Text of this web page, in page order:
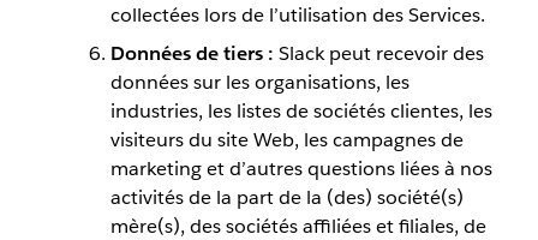
collectées lors de l’utilisation des Services.
Données de tiers : Slack peut recevoir des
données sur les organisations, les
industries, les listes de sociétés clientes, les
visiteurs du site Web, les campagnes de
marketing et d’autres questions liées à nos
activités de la part de la (des) société(s)
mère(s), des sociétés affiliées et filiales, de